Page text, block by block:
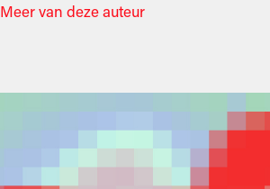
Meer van deze auteur